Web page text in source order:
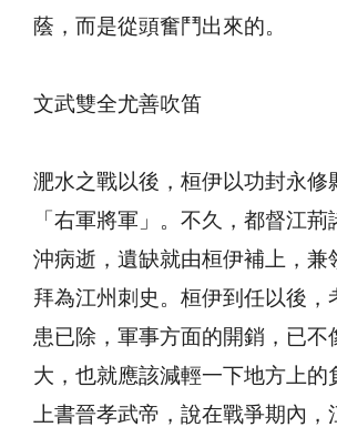
蔭，而是從頭奮鬥出來的。
文武雙全尤善吹笛
淝水之戰以後，桓伊以功封永修
「右軍將軍」。不久，都督江荊
沖病逝，遺缺就由桓伊補上，兼
拜為江州刺史。桓伊到任以後，
患已除，軍事方面的開銷，已不
大，也就應該減輕一下地方上的
上書晉孝武帝，說在戰爭期內，